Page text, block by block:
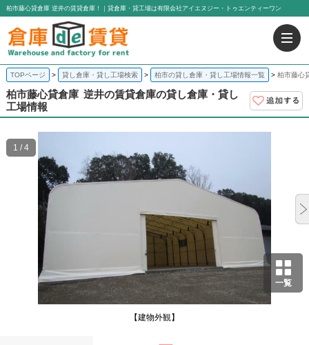
柏市藤心貸倉庫 逆井の賃貸倉庫！｜貸倉庫・貸工場は有限会社アイエヌジー・トゥエンティーワン
TOPページ 貸し倉庫・貸し工場検索 柏市の貸し倉庫・貸し工場情報一覧 柏市藤心
柏市藤心貸倉庫 逆井の賃貸倉庫の貸し倉庫・貸し
工場情報
一覧
【建物外観】
1 / 4